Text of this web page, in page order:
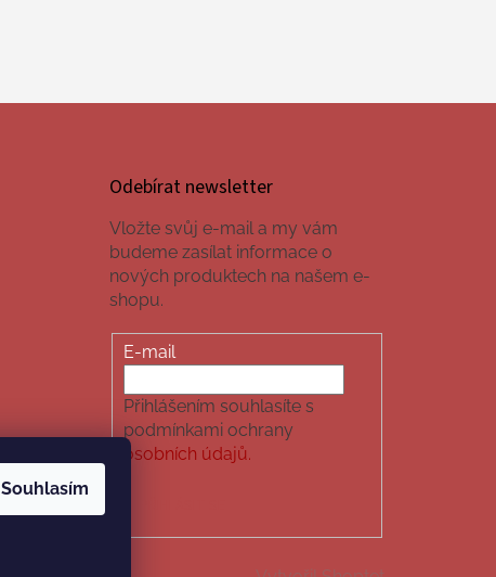
Souhlasím
Odebírat newsletter
Vložte svůj e-mail a my vám
budeme zasílat informace o
nových produktech na našem e-
shopu.
E-mail
Přihlášením souhlasíte s
podmínkami ochrany
osobních údajů.